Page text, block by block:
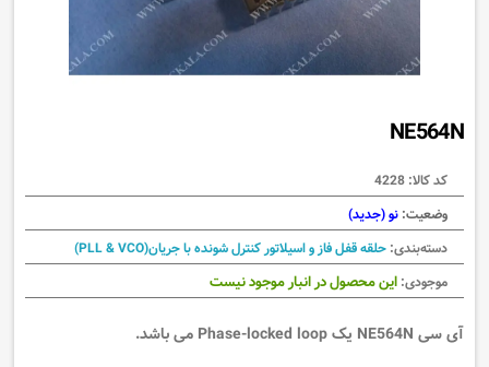
NE564N
کد کالا: 4228
وضعیت: نو (جدید)
دسته‌بندی: حلقه قفل فاز و اسیلاتور کنترل شونده با جریان(PLL & VCO)
موجودی: این محصول در انبار موجود نیست
آی سی NE564N یک Phase-locked loop می باشد.